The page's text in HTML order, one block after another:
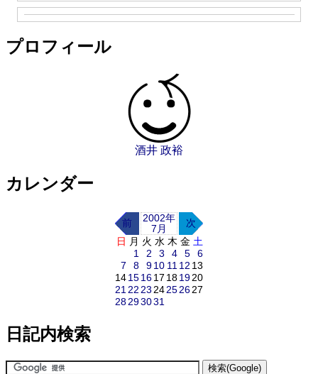
プロフィール
酒井 政裕
カレンダー
前
2002年
7月
次
日 月 火 水 木 金 土
1
2 3 4 5
6
7
8 910 11 12 13
14151617 181920
21 22 23 24252627
28293031
日記内検索